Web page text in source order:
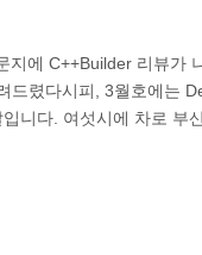
에 C++Builder 리뷰가
드렸다시피, 3월호에는
니다. 여섯시에 차로 부